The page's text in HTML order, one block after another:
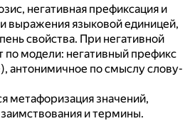
негативная префиксация и
выражения языковой единицей,
свойства. При негативной
модели: негативный префикс
антонимичное по смыслу слову-
метафоризация значений,
и термины.